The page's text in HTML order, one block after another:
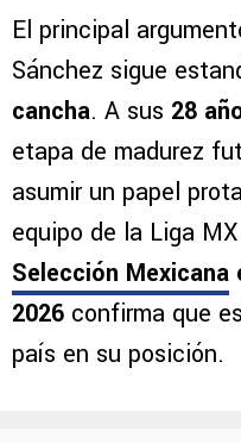
El principal
Sánchez sigue
cancha. A sus 28
etapa de madurez
asumir un papel
equipo de la Liga
Selección Mexicana
2026 confirma que
país en su posición.